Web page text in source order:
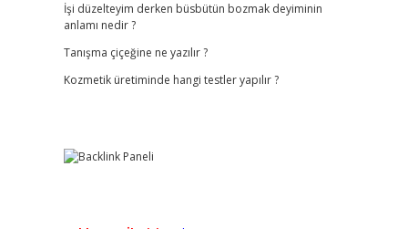
İşi düzelteyim derken büsbütün bozmak deyiminin
anlamı nedir ?
Tanışma çiçeğine ne yazılır ?
Kozmetik üretiminde hangi testler yapılır ?